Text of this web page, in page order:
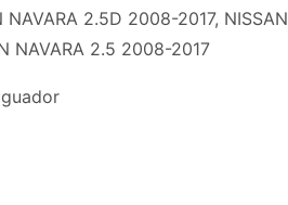
2.5D 2008-2017, NISSAN
NAVARA 2.5 2008-2017